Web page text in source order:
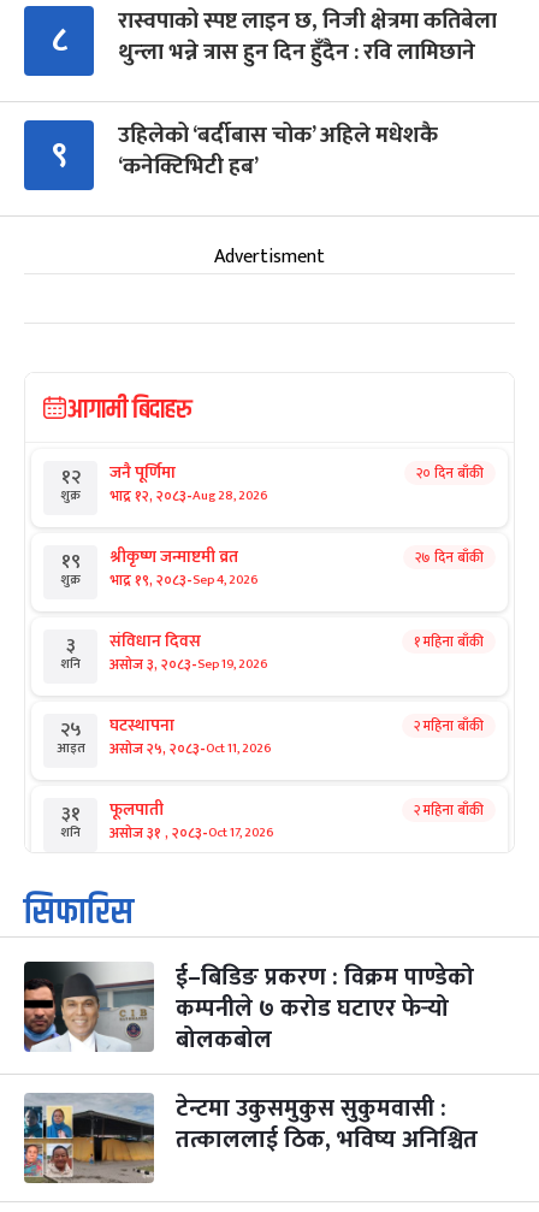
८
रास्वपाको स्पष्ट लाइन छ, निजी क्षेत्रमा कतिबेला
थुन्ला भन्ने त्रास हुन दिन हुँदैन : रवि लामिछाने
९
उहिलेको ‘बर्दीबास चोक’ अहिले मधेशकै
‘कनेक्टिभिटी हब’
Advertisment
आगामी बिदाहरु
१२
शुक्र
जनै पूर्णिमा
भाद्र १२, २०८३-Aug 28, 2026
२० दिन बाँकी
१९
शुक्र
श्रीकृष्ण जन्माष्टमी व्रत
भाद्र १९, २०८३-Sep 4, 2026
२७ दिन बाँकी
३
शनि
संविधान दिवस
असोज ३, २०८३-Sep 19, 2026
१ महिना बाँकी
२५
आइत
घटस्थापना
असोज २५, २०८३-Oct 11, 2026
२ महिना बाँकी
३१
शनि
फूलपाती
असोज ३१ , २०८३-Oct 17, 2026
२ महिना बाँकी
१
आइत
कार्तिक सङ्क्रान्ति
कार्तिक १, २०८३
३
मंगल
महानवमी
कार्तिक ३, २०८३-Oct 20, 2026
२ महिना बाँकी
४
५
बिहि
पापा‌ङ्कुशा एकादशी व्रत
कार्तिक ५, २०८३
२ महिना बाँकी
सिफारिस
ई–बिडिङ प्रकरण : विक्रम पाण्डेको
कम्पनीले ७ करोड घटाएर फेर्‍यो
बोलकबोल
टेन्टमा उकुसमुकुस सुकुमवासी :
तत्काललाई ठिक, भविष्य अनिश्चित